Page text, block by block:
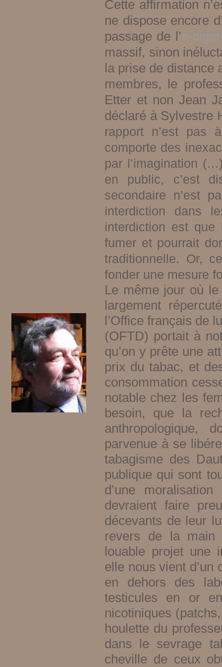
Cette affirmation
ne dispose encore
passage de l’e-
massif, sinon
la prise de distance
membres, le
Etter et non Jean
déclaré à Sylvestre
rapport n’est pas
comporte des
par l’imagination
en public, c’est
secondaire n’est
interdiction dans
interdiction est que
fumer et pourrait
traditionnelle. Or,
fonder une mesure
Le même jour où
largement
l’Office français de
(OFTD) portait à
qu’on y prête une
prix du tabac, et
consommation
notable chez les
besoin, que la
anthropologique,
parvenue à se
tabagisme des
publique qui sont
d’une
devraient faire
décevants de leur
revers de la main
louable projet une
elle nous vient d’un
en dehors des
testicules en or
nicotiniques
houlette du
dans le sevrage
cheville de ceux